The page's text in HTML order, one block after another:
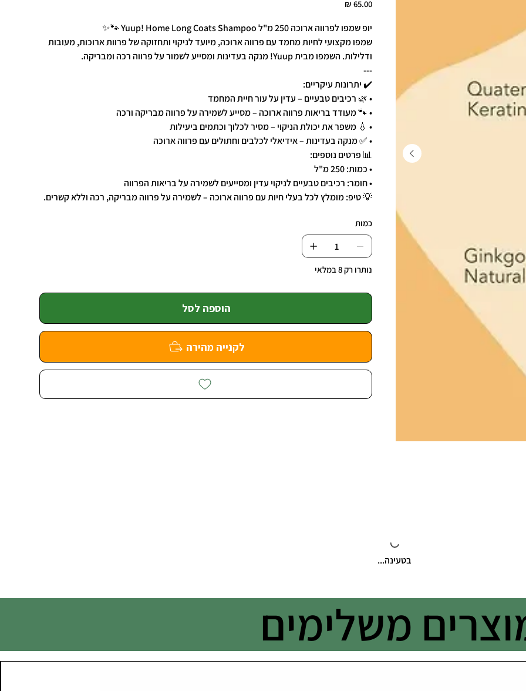
‏65.00 ‏₪
יופ שמפו לפרווה ארוכה 250 מ"ל Yuup! Home Long Coats Shampoo 🐾✨
שמפו מקצועי לחיות מחמד עם פרווה ארוכה, מיועד לניקוי ותחזוקה של פרוות ארוכות, מעובות
ודלילות. השמפו מבית Yuup! מנקה בעדינות ומסייע לשמור על פרווה רכה ומבריקה.
---
✔️ יתרונות עיקריים:
• 🌿 רכיבים טבעיים – עדין על עור חיית המחמד
• 🐾 מעודד בריאות פרווה ארוכה – מסייע לשמירה על פרווה מבריקה ורכה
• 💧 משפר את יכולת הניקוי – מסיר לכלוך וכתמים ביעילות
• ✅ מנקה בעדינות – אידיאלי לכלבים וחתולים עם פרווה ארוכה
📊 פרטים נוספים:
• כמות: 250 מ"ל
• חומר: רכיבים טבעיים לניקוי עדין ומסייעים לשמירה על בריאות הפרווה
💡 טיפ: מומלץ לכל בעלי חיות עם פרווה ארוכה – לשמירה על פרווה מבריקה, רכה וללא קשרים.
כמות
נותרו רק 8 במלאי
הוספה לסל
לקנייה מהירה
בטעינה...
משלימים